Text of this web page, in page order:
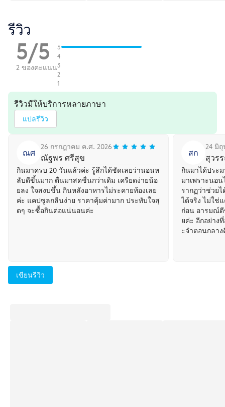
รีวิว
5/5
2 ของคะแนน
5
4
3
2
1
รีวิวมีให้บริการหลายภาษา
แปลรีวิว
ณศ
26 กรกฎาคม ค.ศ. 2026
ณัฐพร ศรีสุข
กินมาครบ 20 วันแล้วค่ะ รู้สึกได้ชัดเลยว่านอนห
ลับดีขึ้นมาก ตื่นมาสดชื่นกว่าเดิม เครียดง่ายน้อ
ยลง ใจสงบขึ้น กินหลังอาหารไม่ระคายท้องเลย
ค่ะ แคปซูลกลืนง่าย ราคาคุ้มค่ามาก ประทับใจสุ
ดๆ จะซื้อกินต่อแน่นอนค่ะ
สก
24 มิ
สุวร
กินมาได้ประ
มาเพราะนอน
รากฏว่าช่วย
ได้จริง ไม่ใช่
ก่อน อารมณ์ดี
ยค่ะ อีกอย่าง
ะจำตอนกลา
เขียนรีวิว